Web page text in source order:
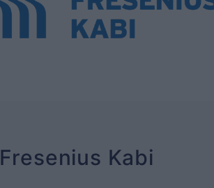
Fresenius Kabi